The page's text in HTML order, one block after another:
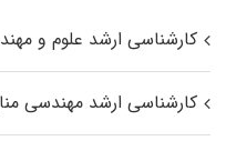
کارشناسی ارشد علوم و
کارشناسی ارشد مهندسی